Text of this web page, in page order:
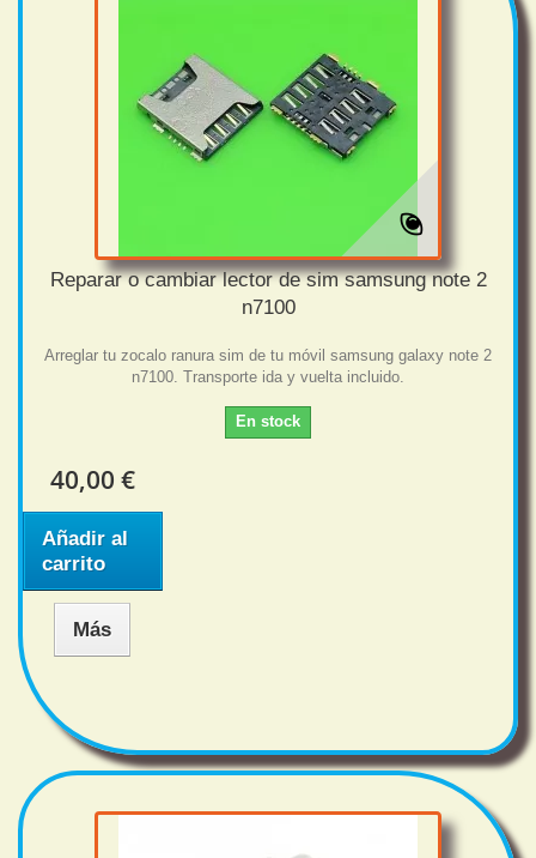
Reparar o cambiar lector de sim samsung note 2
n7100
Arreglar tu zocalo ranura sim de tu móvil samsung galaxy note 2
n7100. Transporte ida y vuelta incluido.
En stock
40,00 €
Añadir al
carrito
Más